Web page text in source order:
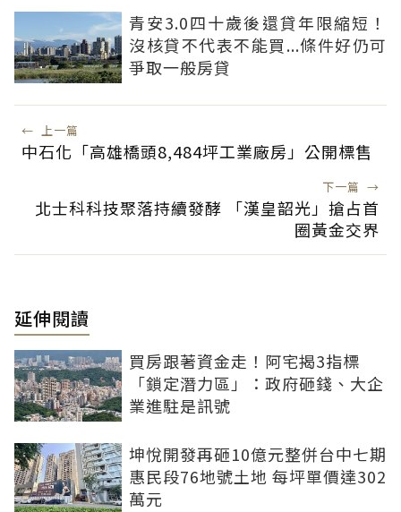
青安3.0四十歲後還貸年限縮短！
沒核貸不代表不能買...條件好仍可
爭取一般房貸
← 上一篇
中石化「高雄橋頭8,484坪工業廠房」公開標售
下一篇 →
北士科科技聚落持續發酵 「漢皇韶光」搶占首
圈黃金交界
延伸閱讀
買房跟著資金走！阿宅揭3指標
「鎖定潛力區」：政府砸錢、大企
業進駐是訊號
坤悅開發再砸10億元整併台中七期
惠民段76地號土地 每坪單價達302
萬元